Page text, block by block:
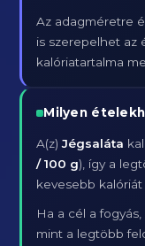
Az adagméretre
is szerepelhet
kalóriatartalma
Milyen
A(z)Jégsaláta
/ 100 g), így a
kevesebb kalóriát
Ha a cél a
mint a legtöbb